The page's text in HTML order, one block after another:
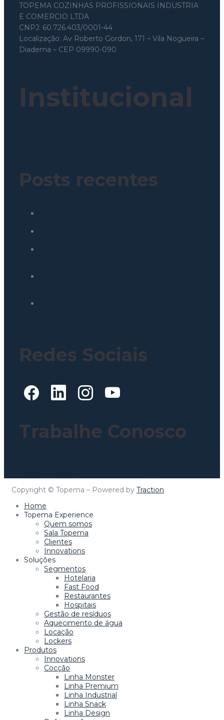
TOPEMA COZINHAS PROFISSIONAIS INDUSTRIA
E COMERCIO LTDA
CNPJ: 60.726.403/0001-44
Localização: Av Roberto Gordon, 171 – Vila Nogueira –
Diadema – CEP 09990-090
Institucional
Posts recentes
Redes Sociais
Trabalhe Conosco
Copyright © Topema – Powered by Traction
Home
Topema Experience
Quem somos
Sala Topema
Clientes
Innovations
Soluções
Segmentos
Hotelaria
Fast Food
Restaurantes
Hospitais
Gestão de resíduos
Aquecimento de água
Locação
Lockers
Produtos
Innovations
Cocção
Linha Monster
Linha Premium
Linha Industrial
Linha Snack
Linha Design